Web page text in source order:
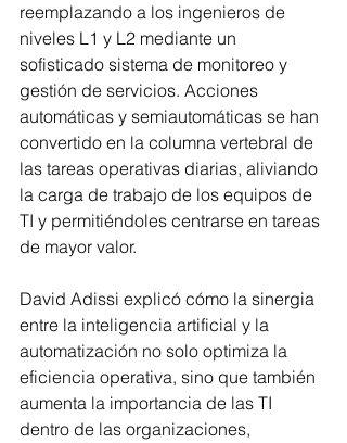
reemplazando a los ingenieros de
niveles L1 y L2 mediante un
sofisticado sistema de monitoreo y
gestión de servicios. Acciones
automáticas y semiautomáticas se han
convertido en la columna vertebral de
las tareas operativas diarias, aliviando
la carga de trabajo de los equipos de
TI y permitiéndoles centrarse en tareas
de mayor valor.
David Adissi explicó cómo la sinergia
entre la inteligencia artificial y la
automatización no solo optimiza la
eficiencia operativa, sino que también
aumenta la importancia de las TI
dentro de las organizaciones,